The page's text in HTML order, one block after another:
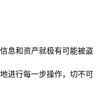
息和资产就极有可能被盗
进行每一步操作，切不可